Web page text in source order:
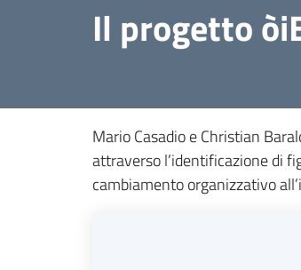
Il progetto
Mario Casadio e Christian
attraverso l’identificazione di
cambiamento organizzativo